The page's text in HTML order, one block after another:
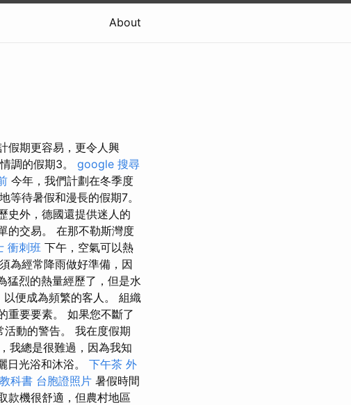
About
假期更容易，更令人興
調的假期3。 google 搜尋
今年，我們計劃在冬季度
等待暑假和漫長的假期7。
史外，德國還提供迷人的
的交易。 在那不勒斯灣度
衝刺班 下午，空氣可以熱
為經常降雨做好準備，因
猛烈的熱量經歷了，但是水
便成為頻繁的客人。 組織
重要要素。 如果您不斷了
動的警告。 我在度假期
我總是很難過，因為我知
日光浴和沐浴。 下午茶 外
科書 台胞證照片 暑假時間
款機很舒適，但農村地區